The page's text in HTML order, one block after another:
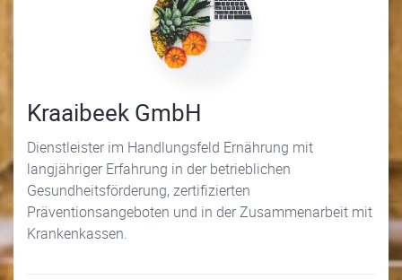
Kraaibeek GmbH
Dienstleister im Handlungsfeld Ernährung mit
langjähriger Erfahrung in der betrieblichen
Gesundheitsförderung, zertifizierten
Präventionsangeboten und in der Zusammenarbeit mit
Krankenkassen.